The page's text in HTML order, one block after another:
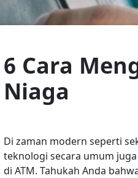
6 Cara
Niaga
Di zaman modern seperti
teknologi secara umum
di ATM. Tahukah Anda